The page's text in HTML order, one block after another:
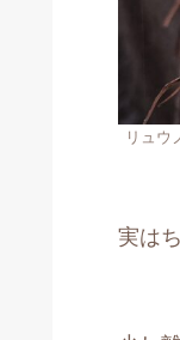
リュウ
実は